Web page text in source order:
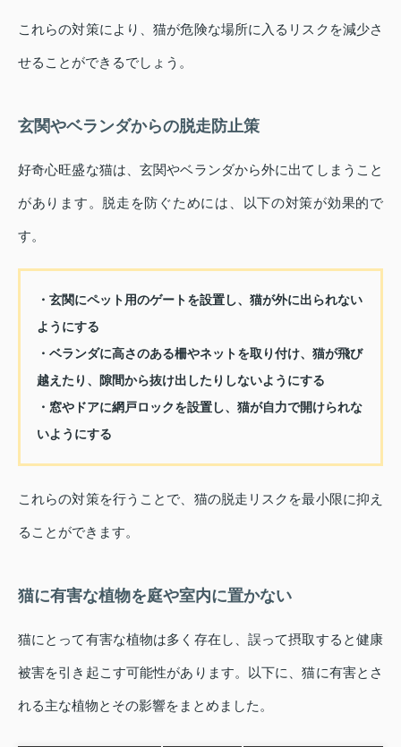
これらの対策により、猫が危険な場所に入るリスクを減少さ
せることができるでしょう。
玄関やベランダからの脱走防止策
好奇心旺盛な猫は、玄関やベランダから外に出てしまうこと
があります。脱走を防ぐためには、以下の対策が効果的で
す。
・玄関にペット用のゲートを設置し、猫が外に出られない
ようにする
・ベランダに高さのある柵やネットを取り付け、猫が飛び
越えたり、隙間から抜け出したりしないようにする
・窓やドアに網戸ロックを設置し、猫が自力で開けられな
いようにする
これらの対策を行うことで、猫の脱走リスクを最小限に抑え
ることができます。
猫に有害な植物を庭や室内に置かない
猫にとって有害な植物は多く存在し、誤って摂取すると健康
被害を引き起こす可能性があります。以下に、猫に有害とさ
れる主な植物とその影響をまとめました。